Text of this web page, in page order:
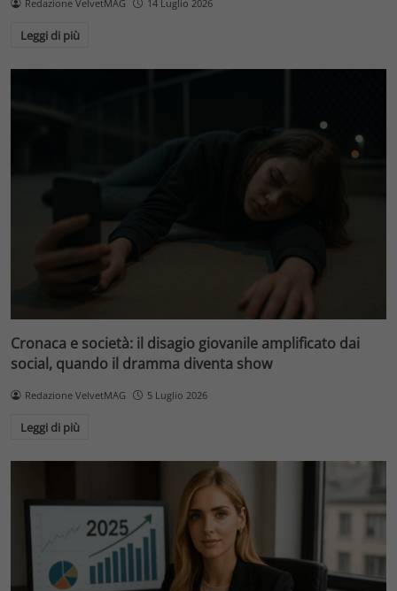
Redazione VelvetMAG 14 Luglio 2026
Leggi di più
Cronaca e società: il disagio giovanile amplificato dai
social, quando il dramma diventa show
Redazione VelvetMAG 5 Luglio 2026
Leggi di più